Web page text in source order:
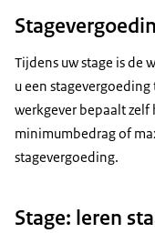
Tijdens uw stage is de
u een
werkgever bepaalt zelf
minimumbedrag of
stagevergoeding.
Stage: leren